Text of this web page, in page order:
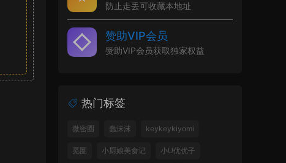
防止走丢可收藏本地址
赞助VIP会员
赞助VIP会员获取独家权益
热门标签
微密圈 蠢沫沫 keykeykiyomi
觅圈 小厨娘美食记 小U优优子